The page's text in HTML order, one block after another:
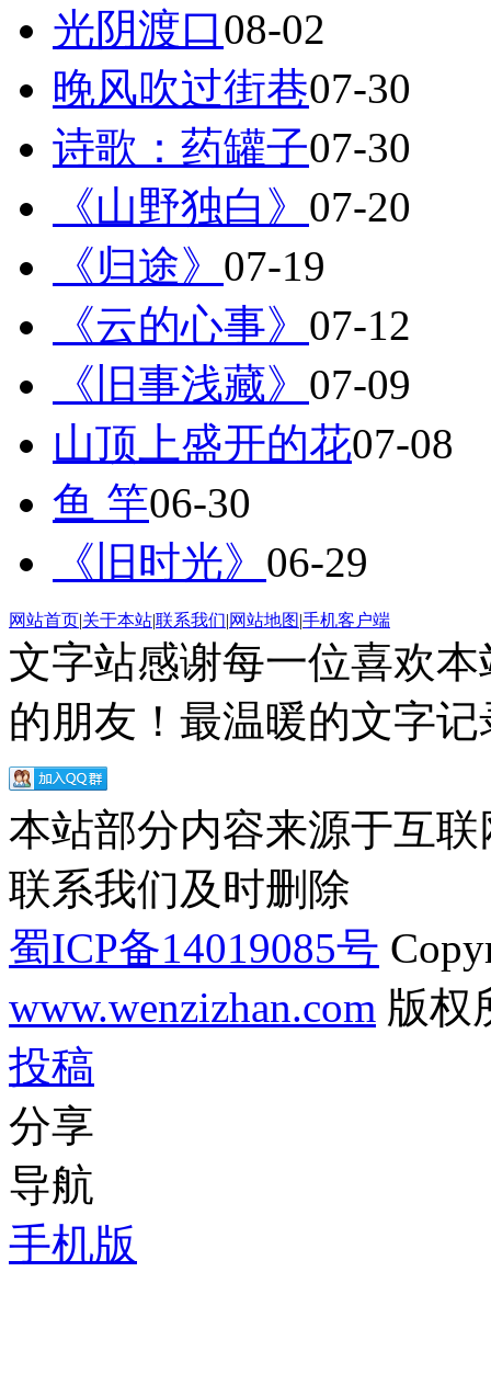
光阴渡口08-02
晚风吹过街巷07-30
诗歌：药罐子07-30
《山野独白》 07-20
《归途》 07-19
《云的心事》 07-12
《旧事浅藏》 07-09
山顶上盛开的花07-08
鱼 竿06-30
《旧时光》 06-29
网站首页|关于本站|联系我们|网站地图|手机客户端
文字站感谢每一位喜欢
的朋友！最温暖的文字
本站部分内容来源于互
联系我们及时删除
蜀ICP备14019085号
www.wenzizhan.com 版权
投稿
分享
导航
手机版